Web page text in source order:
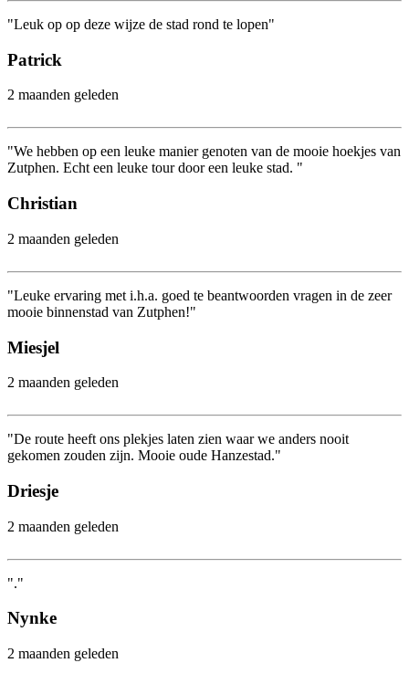
"Leuk op op deze wijze de stad rond te lopen"
Patrick
2 maanden geleden
"We hebben op een leuke manier genoten van de mooie hoekjes van
Zutphen. Echt een leuke tour door een leuke stad. "
Christian
2 maanden geleden
"Leuke ervaring met i.h.a. goed te beantwoorden vragen in de zeer
mooie binnenstad van Zutphen!"
Miesjel
2 maanden geleden
"De route heeft ons plekjes laten zien waar we anders nooit
gekomen zouden zijn. Mooie oude Hanzestad."
Driesje
2 maanden geleden
"."
Nynke
2 maanden geleden